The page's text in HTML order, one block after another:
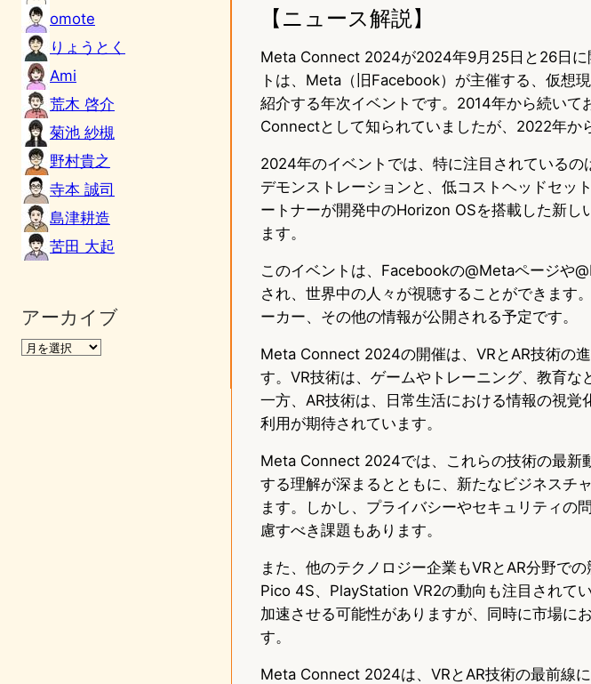
omote
りょうとく
Ami
荒木 啓介
菊池 紗槻
野村貴之
寺本 誠司
島津耕造
苦田 大起
アーカイブ
【ニュース解説】
Meta Connect 2024が2024年9月25日と26日
トは、Meta（旧Facebook）が主催する、仮想
紹介する年次イベントです。2014年から続い
Connectとして知られていましたが、2022年か
2024年のイベントでは、特に注目されている
デモンストレーションと、低コストヘッドセ
ートナーが開発中のHorizon OSを搭載した新
ます。
このイベントは、Facebookの@Metaページや
され、世界中の人々が視聴することができます
ーカー、その他の情報が公開される予定です。
Meta Connect 2024の開催は、VRとAR技術の
す。VR技術は、ゲームやトレーニング、教育な
一方、AR技術は、日常生活における情報の視
利用が期待されています。
Meta Connect 2024では、これらの技術の最新
する理解が深まるとともに、新たなビジネスチ
ます。しかし、プライバシーやセキュリティの
慮すべき課題もあります。
また、他のテクノロジー企業もVRとAR分野で
Pico 4S、PlayStation VR2の動向も注目されて
加速させる可能性がありますが、同時に市場に
す。
Meta Connect 2024は、VRとAR技術の最前線